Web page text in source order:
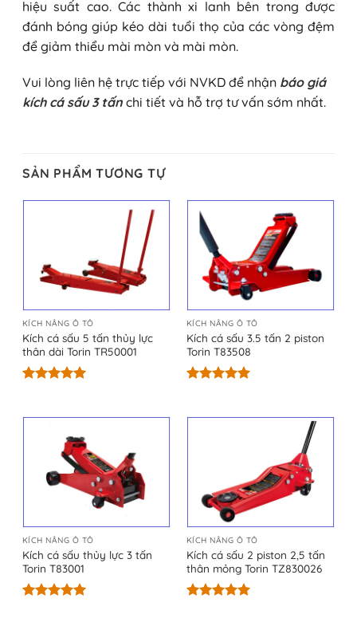
hiệu suất cao. Các thành xi lanh bên trong được
đánh bóng giúp kéo dài tuổi thọ của các vòng đệm
để giảm thiểu mài mòn và mài mòn.
Vui lòng liên hệ trực tiếp với NVKD để nhận báo giá
kích cá sấu 3 tấn chi tiết và hỗ trợ tư vấn sớm nhất.
SẢN PHẨM TƯƠNG TỰ
KÍCH NÂNG Ô TÔ
Kích cá sấu 5 tấn thủy lực
thân dài Torin TR50001
5 sao
KÍCH NÂNG Ô TÔ
Kích cá sấu 3.5 tấn 2 piston
Torin T83508
5 sao
KÍCH NÂNG Ô TÔ
Kích cá sấu thủy lực 3 tấn
Torin T83001
KÍCH NÂNG Ô TÔ
Kích cá sấu 2 piston 2,5 tấn
thân mỏng Torin TZ830026